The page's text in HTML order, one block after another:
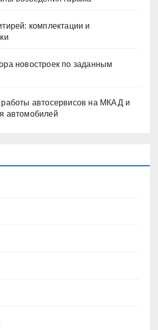
комплектации и
новостроек по заданным
автосервисов на МКАД и
автомобилей